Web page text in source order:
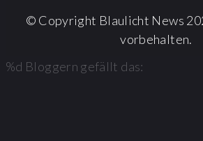
© Copyright Blaulicht News
vorbehalten.
%d Bloggern gefällt das: